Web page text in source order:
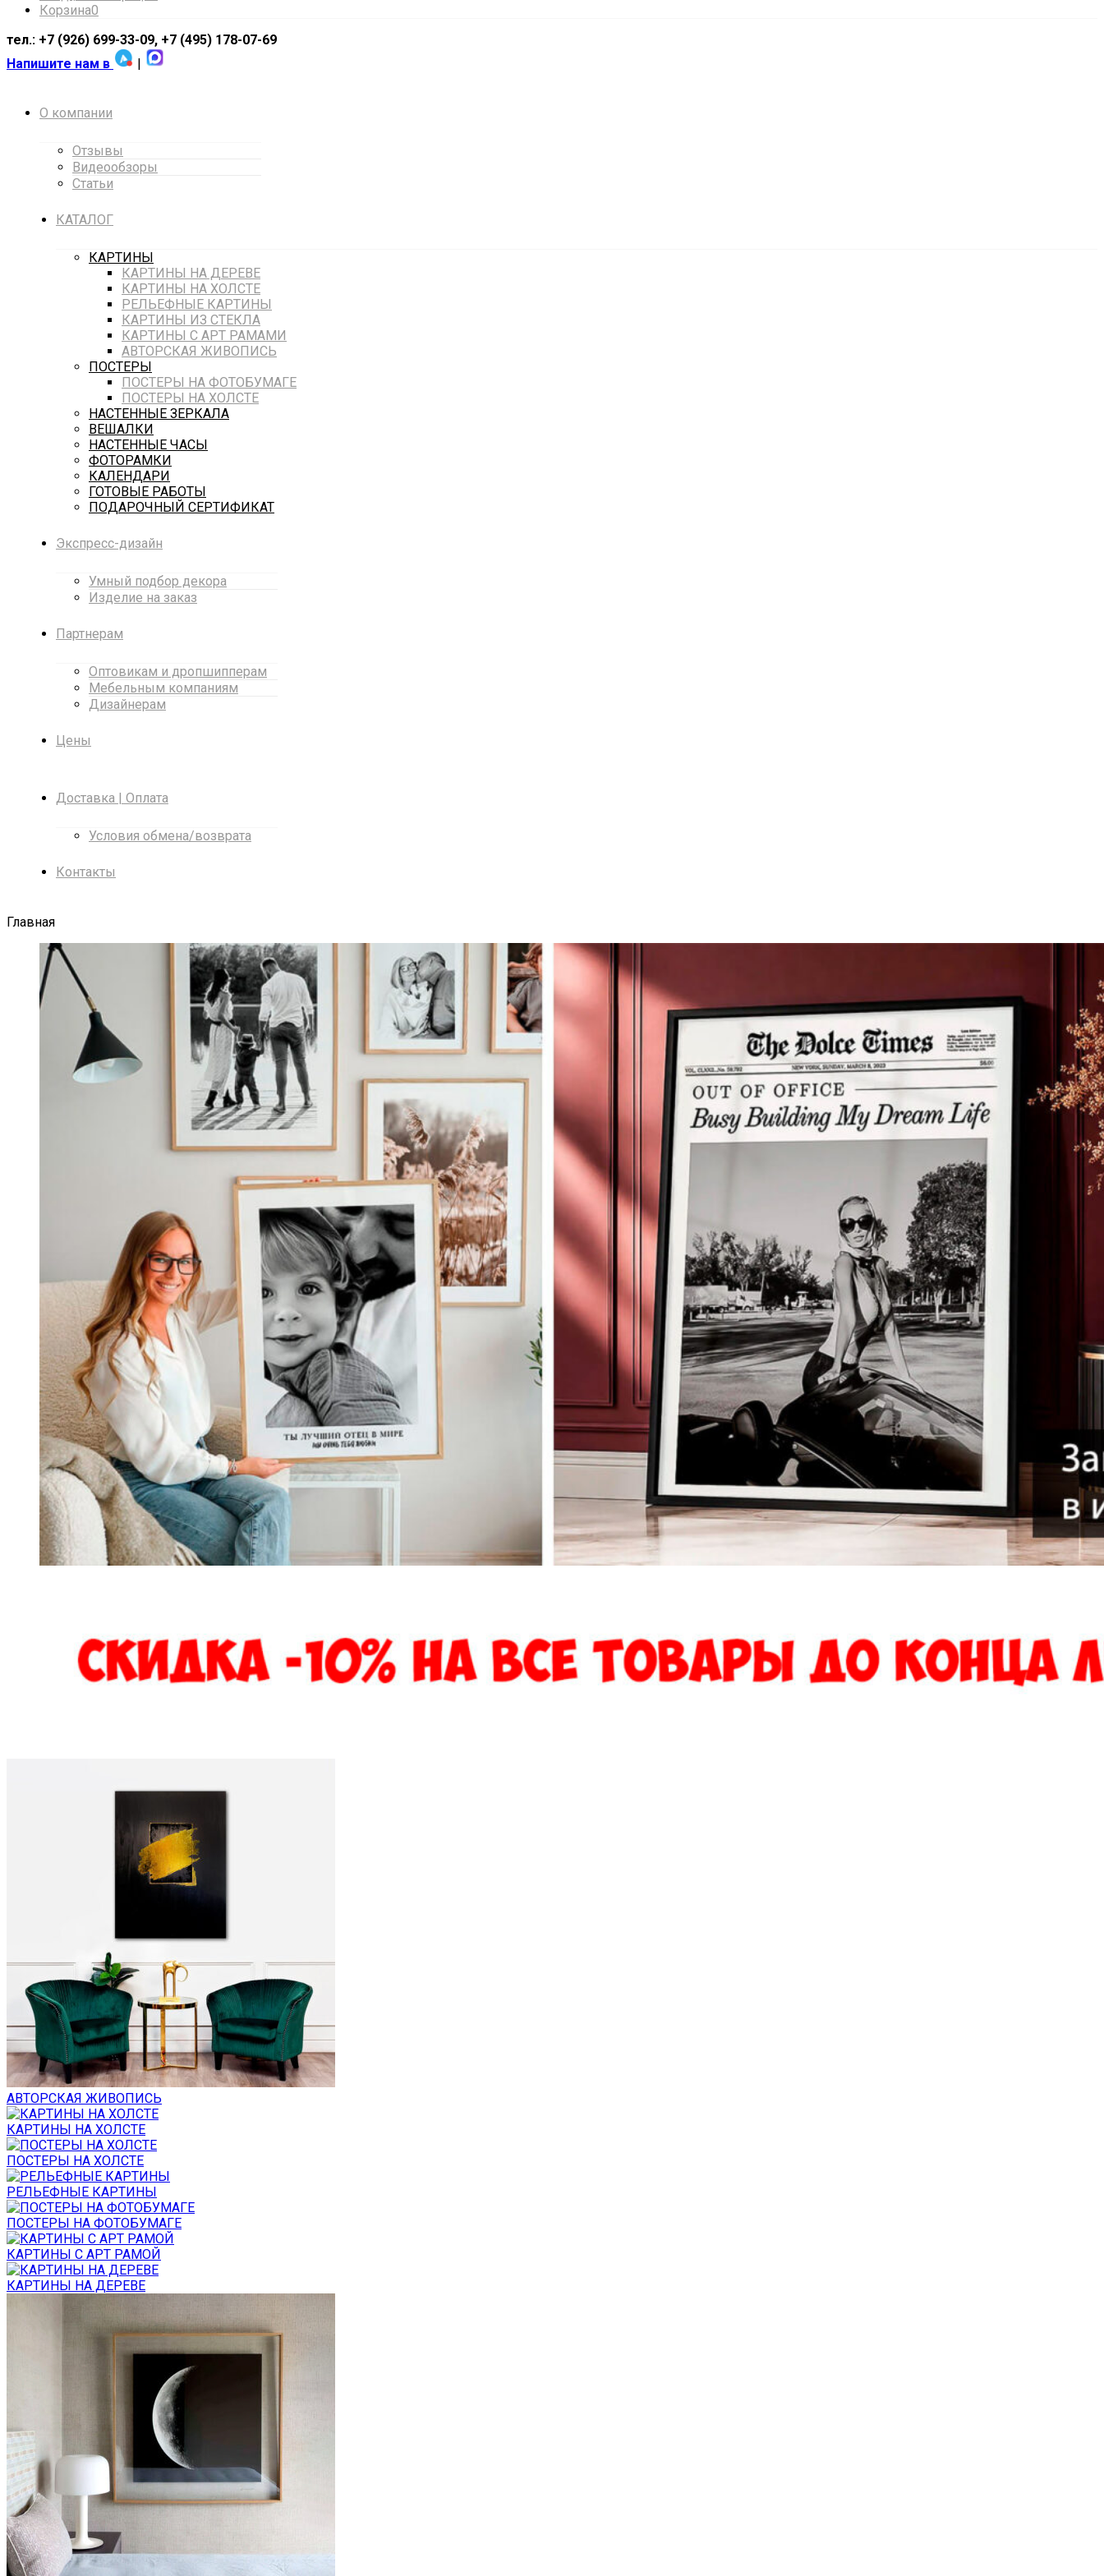
Корзина0
тел.: +7 (926) 699-33-09, +7 (495) 178-07-69
Напишите нам в
|
О компании
Отзывы
Видеообзоры
Статьи
КАТАЛОГ
КАРТИНЫ
КАРТИНЫ НА ДЕРЕВЕ
КАРТИНЫ НА ХОЛСТЕ
РЕЛЬЕФНЫЕ КАРТИНЫ
КАРТИНЫ ИЗ СТЕКЛА
КАРТИНЫ С АРТ РАМАМИ
АВТОРСКАЯ ЖИВОПИСЬ
ПОСТЕРЫ
ПОСТЕРЫ НА ФОТОБУМАГЕ
ПОСТЕРЫ НА ХОЛСТЕ
НАСТЕННЫЕ ЗЕРКАЛА
ВЕШАЛКИ
НАСТЕННЫЕ ЧАСЫ
ФОТОРАМКИ
КАЛЕНДАРИ
ГОТОВЫЕ РАБОТЫ
ПОДАРОЧНЫЙ СЕРТИФИКАТ
Экспресс-дизайн
Умный подбор декора
Изделие на заказ
Партнерам
Оптовикам и дропшипперам
Мебельным компаниям
Дизайнерам
Цены
Доставка | Оплата
Условия обмена/возврата
Контакты
Главная
АВТОРСКАЯ ЖИВОПИСЬ
КАРТИНЫ НА ХОЛСТЕ
ПОСТЕРЫ НА ХОЛСТЕ
РЕЛЬЕФНЫЕ КАРТИНЫ
ПОСТЕРЫ НА ФОТОБУМАГЕ
КАРТИНЫ С АРТ РАМОЙ
КАРТИНЫ НА ДЕРЕВЕ